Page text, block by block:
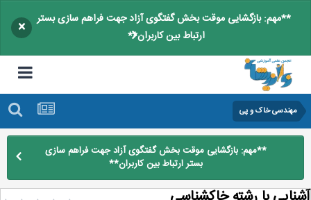
**مهم: بازگشایی موقت بخش گفتگوی آزاد جهت فراهم سازی بستر
ارتباط بین کاربران**
×
مهندسی خاک و پی
**مهم: بازگشایی موقت بخش گفتگوی آزاد جهت فراهم سازی
بستر ارتباط بین کاربران**